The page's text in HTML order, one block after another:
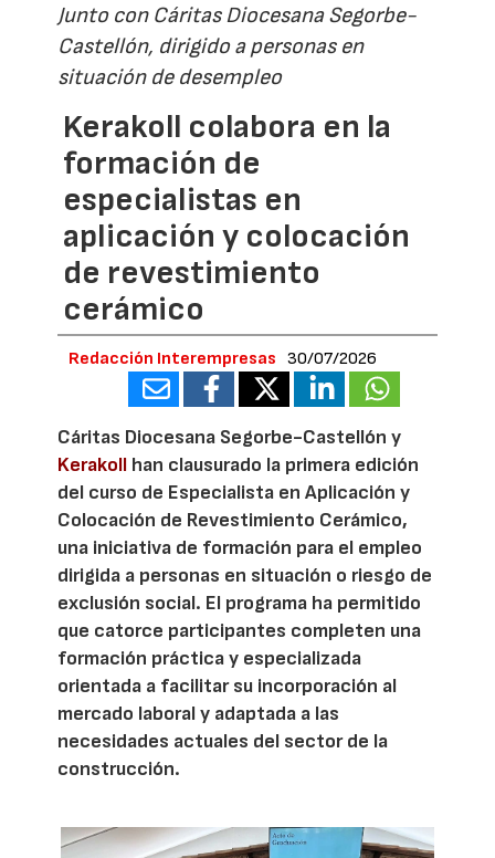
Junto con Cáritas Diocesana Segorbe-
Castellón, dirigido a personas en
situación de desempleo
Kerakoll colabora en la
formación de
especialistas en
aplicación y colocación
de revestimiento
cerámico
Redacción Interempresas 30/07/2026
Cáritas Diocesana Segorbe-Castellón y
Kerakoll han clausurado la primera edición
del curso de Especialista en Aplicación y
Colocación de Revestimiento Cerámico,
una iniciativa de formación para el empleo
dirigida a personas en situación o riesgo de
exclusión social. El programa ha permitido
que catorce participantes completen una
formación práctica y especializada
orientada a facilitar su incorporación al
mercado laboral y adaptada a las
necesidades actuales del sector de la
construcción.